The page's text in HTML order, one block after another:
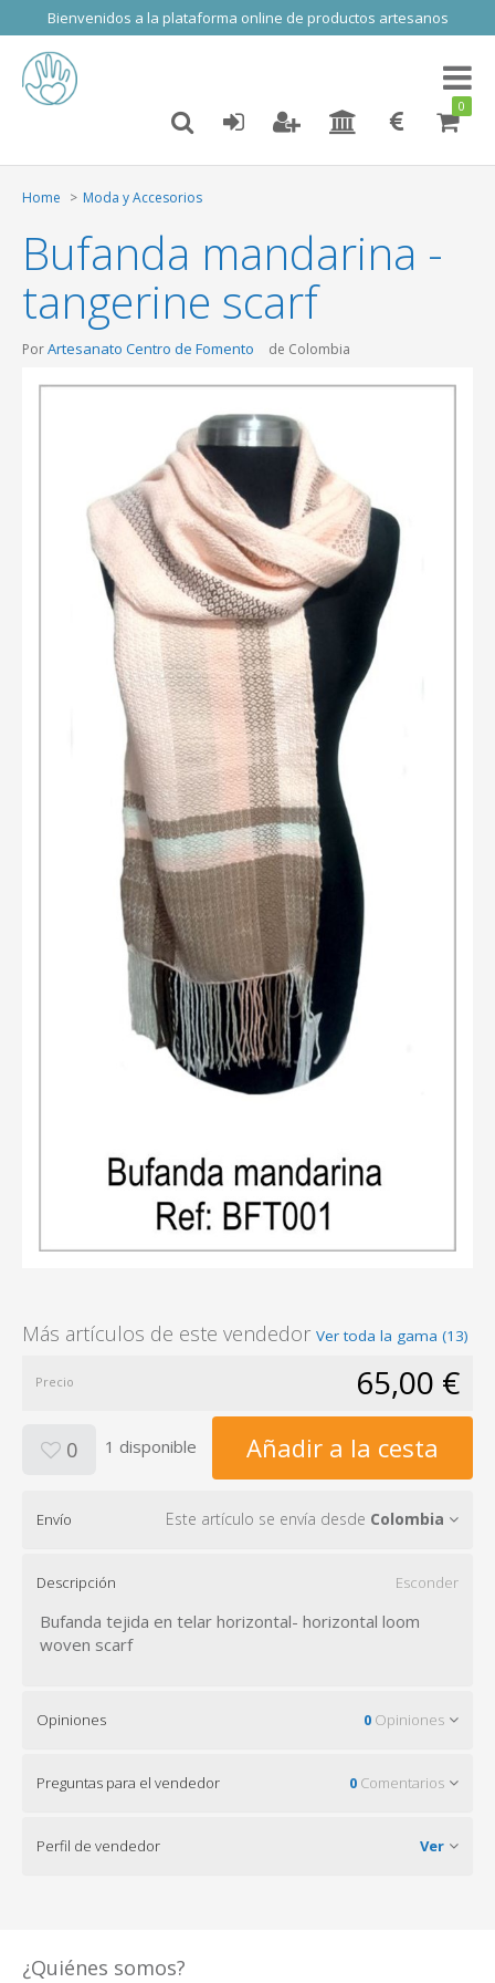
Bienvenidos a la plataforma online de productos artesanos
Toggle
0
Home Moda y Accesorios
Bufanda mandarina -
tangerine scarf
PorArtesanato Centro de Fomento de Colombia
Más artículos de este vendedor Ver toda la gama (13)
Precio 65,00 €
0 1 disponible Añadir a la cesta
Envío Este artículo se envía desde Colombia
Descripción Esconder
Bufanda tejida en telar horizontal- horizontal loom
woven scarf
Opiniones 0 Opiniones
Preguntas para el vendedor 0 Comentarios
Perfil de vendedor Ver
¿Quiénes somos?